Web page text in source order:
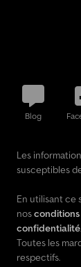
Blog
Les
susceptibles
En utilisant ce
nos
confidentialité.
Toutes les
respectifs.